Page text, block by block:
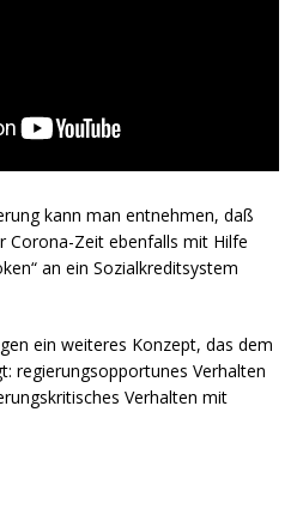
kann man entnehmen, daß
Corona-Zeit ebenfalls mit Hilfe
an ein Sozialkreditsystem
ein weiteres Konzept, das dem
regierungsopportunes Verhalten
Verhalten mit